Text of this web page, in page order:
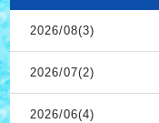
2026/08(3)
2026/07(2)
2026/06(4)